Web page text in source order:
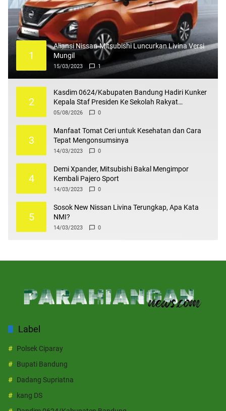
1
Aliansi Nissan-Mitsubishi Luncurkan Livina Versi
Mungil
15/03/2023 1
2
Kasdim 0624/Kabupaten Bandung Hadiri Kunker
Kepala Staf Presiden Ke Sekolah Rakyat
Terintegrasi 4
05/08/2026 0
3
Manfaat Tomat Ceri untuk Kesehatan dan Cara
Tepat Mengonsumsinya
14/03/2023 0
4
Demi Xpander, Mitsubishi Bakal Mengimpor
Kembali Pajero Sport
14/03/2023 0
5
Sosok New Nissan Livina Terungkap, Apa Kata
NMI?
14/03/2023 0
Label
Polsek Ciparay
Bupati Bandung
Dadang Supriatna
kang DS